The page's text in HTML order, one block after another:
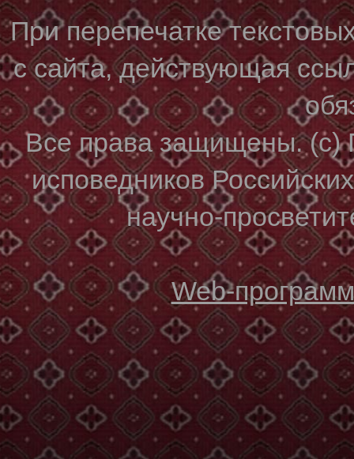
При перепечатке
с сайта, действующая
Все права защищены. (с)
исповедников
научно-
Web-